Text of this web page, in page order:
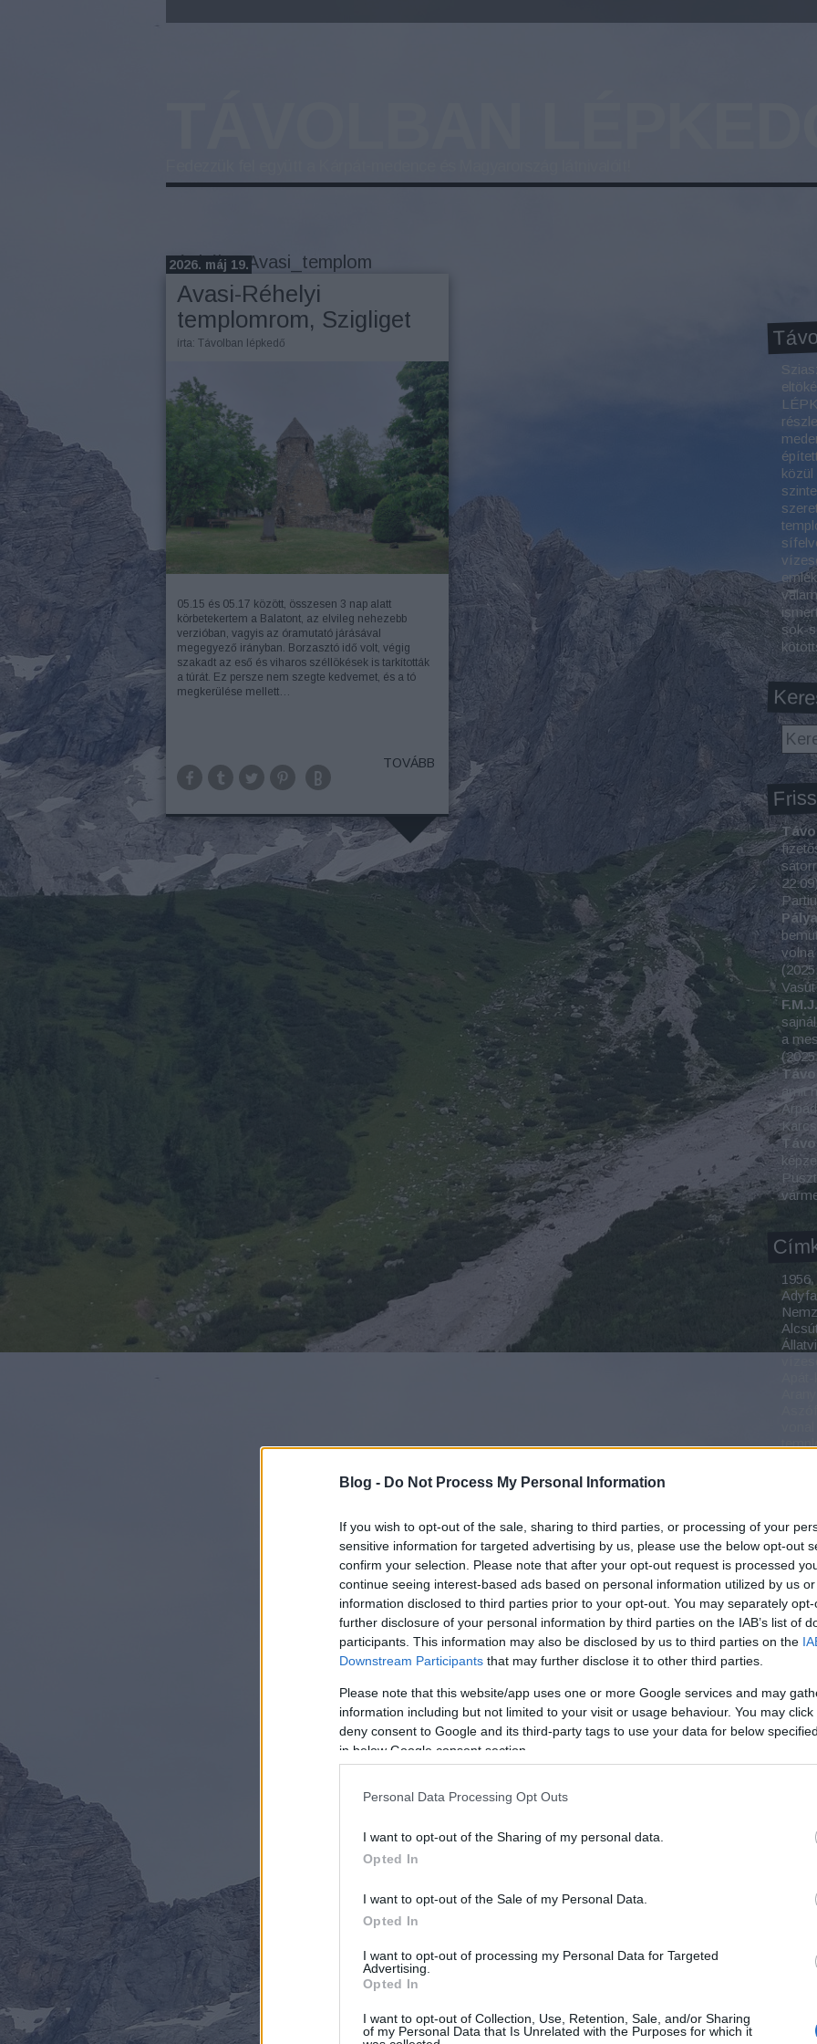
Blog - Do Not Process My Personal Information
If you wish to opt-out of the sale, sharing to third parties, or processing of your
sensitive information for targeted advertising by us, please use the below opt-out
confirm your selection. Please note that after your opt-out request is processed
continue seeing interest-based ads based on personal information utilized by us
information disclosed to third parties prior to your opt-out. You may separately
further disclosure of your personal information by third parties on the IAB’s list of
participants. This information may also be disclosed by us to third parties on the
Downstream Participants that may further disclose it to other third parties.
Please note that this website/app uses one or more Google services and may
information including but not limited to your visit or usage behaviour. You may
deny consent to Google and its third-party tags to use your data for below
in below Google consent section.
Personal Data Processing Opt Outs
I want to opt-out of the Sharing of my personal data.
Opted In
I want to opt-out of the Sale of my Personal Data.
Opted In
I want to opt-out of processing my Personal Data for Targeted
Advertising.
Opted In
I want to opt-out of Collection, Use, Retention, Sale, and/or Sharing
of my Personal Data that Is Unrelated with the Purposes for which it
Címkék»Avasi_templom
2026. máj 19.
Avasi-Réhelyi
templomrom, Szigliget
írta: Távolban lépkedő
05.15 és 05.17 között, összesen 3 nap alatt
körbetekertem a Balatont, az elvileg nehezebb
verzióban, vagyis az óramutató járásával
megegyező irányban. Borzasztó idő volt, végig
szakadt az eső és viharos széllökések is tarkították
a túrát. Ez persze nem szegte kedvemet, és a tó
megkerülése mellett…
TOVÁBB
közül
sok-
22:09
volna
(
a
(
amit
1956
Park